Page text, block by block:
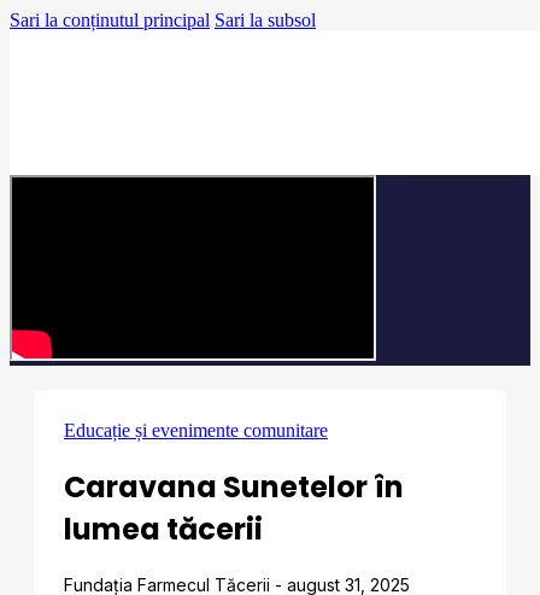
Sari la conținutul principal Sari la subsol
Educație și evenimente comunitare
Caravana Sunetelor în
lumea tăcerii
Fundația Farmecul Tăcerii - august 31, 2025